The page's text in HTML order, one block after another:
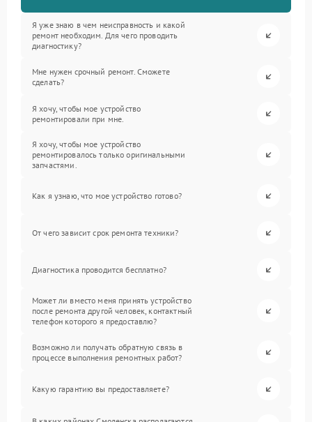
Я уже знаю в чем неисправность и какой
ремонт необходим. Для чего проводить
диагностику?
Мне нужен срочный ремонт. Сможете
сделать?
Я хочу, чтобы мое устройство
ремонтировали при мне.
Я хочу, чтобы мое устройство
ремонтировалось только оригинальными
запчастями.
Как я узнаю, что мое устройство готово?
От чего зависит срок ремонта техники?
Диагностика проводится бесплатно?
Может ли вместо меня принять устройство
после ремонта другой человек, контактный
телефон которого я предоставлю?
Возможно ли получать обратную связь в
процессе выполнения ремонтных работ?
Какую гарантию вы предоставляете?